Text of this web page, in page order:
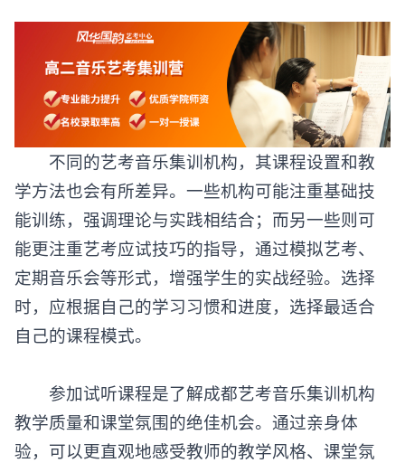
不同的艺考音乐集训机构，其课程设置和教
学方法也会有所差异。一些机构可能注重基础技
能训练，强调理论与实践相结合；而另一些则可
能更注重艺考应试技巧的指导，通过模拟艺考、
定期音乐会等形式，增强学生的实战经验。选择
时，应根据自己的学习习惯和进度，选择最适合
自己的课程模式。
参加试听课程是了解成都艺考音乐集训机构
教学质量和课堂氛围的绝佳机会。通过亲身体
验，可以更直观地感受教师的教学风格、课堂氛